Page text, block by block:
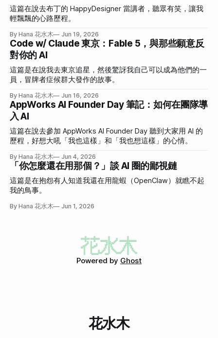
這篇在說去布丁的 HappyDesigner 當講者，聽眾有笑，讓我
輕飄飄的心路歷程。
By Hana 花水木 Jun 19, 2026
Code w/ Claude 東京：Fable 5，與那些願意反
對你的 AI
這篇是在說我去東京追星，然後驚訝我自己可以成為他們的一
員，冒牌者症候群大發作的故事。
By Hana 花水木 Jun 16, 2026
AppWorks AI Founder Day 筆記：如何在團隊導
入 AI
這篇在說去參加 AppWorks AI Founder Day 聽到大家用 AI 的
歷程，好想大吼「我也這樣」和「我也想這樣」的心情。
By Hana 花水木 Jun 4, 2026
「你怎麼還在用那個？」談 AI 圈的鄙視鏈
這篇是在抱怨有人知道我還在用龍蝦（OpenClaw）就瞧不起
我的鳥事。
By Hana 花水木 Jun 1, 2026
Powered by Ghost
花水木